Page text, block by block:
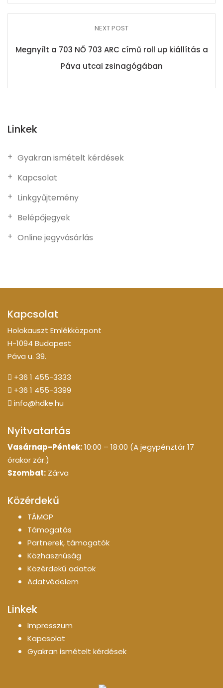
NEXT POST
Megnyílt a 703 NŐ 703 ARC című roll up kiállítás a
Páva utcai zsinagógában
Linkek
Gyakran ismételt kérdések
Kapcsolat
Linkgyűjtemény
Belépőjegyek
Online jegyvásárlás
Kapcsolat
Holokauszt Emlékközpont
H-1094 Budapest
Páva u. 39.
+36 1 455-3333
+36 1 455-3399
info@hdke.hu
Nyitvatartás
Vasárnap-Péntek:10:00 – 18:00 (A jegypénztár 17
órakor zár.)
Szombat: Zárva
Közérdekű
TÁMOP
Támogatás
Partnerek, támogatók
Közhasznúság
Közérdekű adatok
Adatvédelem
Linkek
Impresszum
Kapcsolat
Gyakran ismételt kérdések